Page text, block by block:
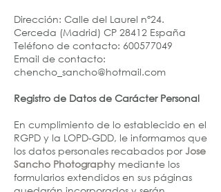
Dirección: Calle del Laurel nº24.
Cerceda (Madrid) CP 28412 España
Teléfono de contacto: 600577049
Email de contacto:
chencho_sancho@hotmail.com
Registro de Datos de Carácter Personal
En cumplimiento de lo establecido en el
RGPD y la LOPD-GDD, le informamos que
los datos personales recabados porJose
Sancho Photography mediante los
formularios extendidos en sus páginas